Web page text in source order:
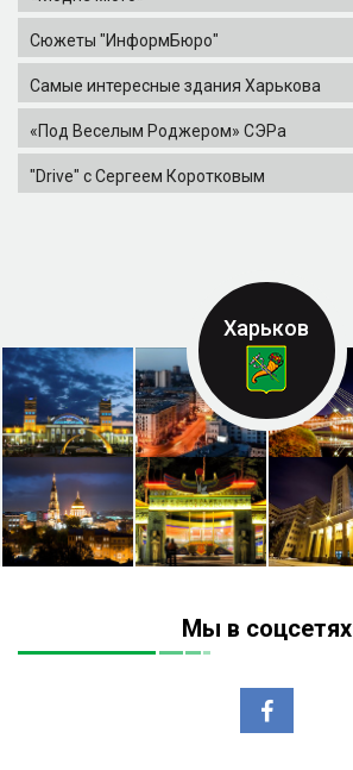
Сюжеты "ИнформБюро"
Самые интересные здания Харькова
«Под Веселым Роджером» СЭРа
"Drive" с Сергеем Коротковым
Харьков
Мы в соцсетях